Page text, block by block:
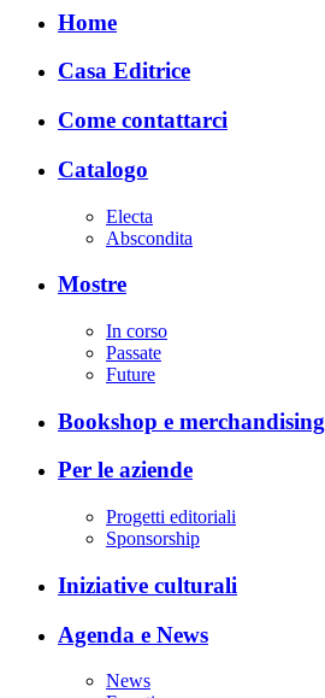
Home
Casa Editrice
Come contattarci
Catalogo
Electa
Abscondita
Mostre
In corso
Passate
Future
Bookshop e merchandising
Per le aziende
Progetti editoriali
Sponsorship
Iniziative culturali
Agenda e News
News